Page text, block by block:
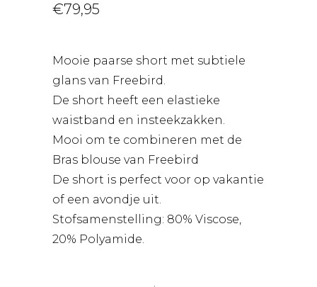
€79,95
Mooie paarse short met subtiele
glans van Freebird.
De short heeft een elastieke
waistband en insteekzakken.
Mooi om te combineren met de
Bras blouse van Freebird
De short is perfect voor op vakantie
of een avondje uit.
Stofsamenstelling: 80% Viscose,
20% Polyamide.